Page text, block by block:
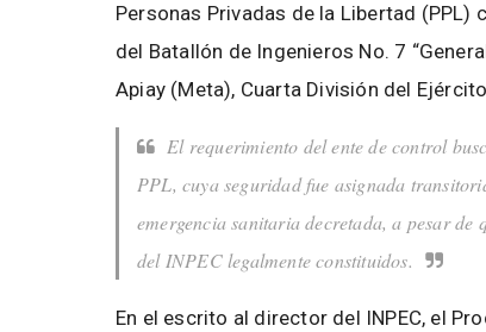
Personas Privadas de la Libertad
del Batallón de Ingenieros No. 7
Apiay (Meta), Cuarta División del
El requerimiento del ente de control
PPL, cuya seguridad fue asignada
emergencia sanitaria decretada, a pesar
del INPEC legalmente constituidos.
En el escrito al director del INPEC, el